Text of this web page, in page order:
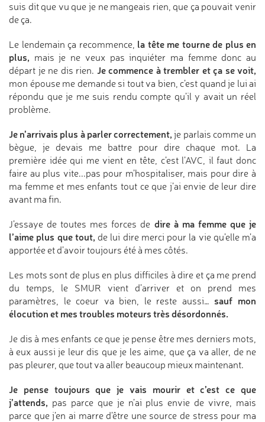
suis dit que vu que je ne mangeais rien, que ça pouvait venir
de ça.
Le lendemain ça recommence, la tête me tourne de plus en
plus, mais je ne veux pas inquiéter ma femme donc au
départ je ne dis rien. Je commence à trembler et ça se voit,
mon épouse me demande si tout va bien, c’est quand je lui ai
répondu que je me suis rendu compte qu’il y avait un réel
problème.
Je n’arrivais plus à parler correctement, je parlais comme un
bègue, je devais me battre pour dire chaque mot. La
première idée qui me vient en tête, c’est l’AVC, il faut donc
faire au plus vite...pas pour m’hospitaliser, mais pour dire à
ma femme et mes enfants tout ce que j’ai envie de leur dire
avant ma fin.
J’essaye de toutes mes forces de dire à ma femme que je
l’aime plus que tout, de lui dire merci pour la vie qu’elle m’a
apportée et d’avoir toujours été à mes côtés.
Les mots sont de plus en plus difficiles à dire et ça me prend
du temps, le SMUR vient d’arriver et on prend mes
paramètres, le coeur va bien, le reste aussi… sauf mon
élocution et mes troubles moteurs très désordonnés.
Je dis à mes enfants ce que je pense être mes derniers mots,
à eux aussi je leur dis que je les aime, que ça va aller, de ne
pas pleurer, que tout va aller beaucoup mieux maintenant.
Je pense toujours que je vais mourir et c’est ce que
j’attends, pas parce que je n’ai plus envie de vivre, mais
parce que j’en ai marre d’être une source de stress pour ma